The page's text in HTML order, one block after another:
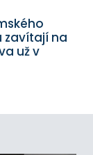
zavítají na
už v